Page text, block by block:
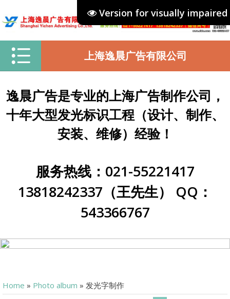
Version for visually impaired
上海逸晨广告有限公司
逸晨广告是专业的上海广告制作公司，
十年大型发光标识工程（设计、制作、
安装、维修）经验！
服务热线：021-55221417
13818242337（王先生） QQ：
543366767
Home » Photo album » 发光字制作